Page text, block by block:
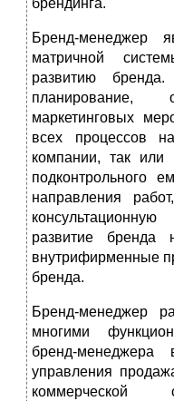
брендинга.
Бренд-менеджер
матричной
развитию
планирование,
маркетинговых
всех процессов
компании, так
подконт­рольного
направления
развитие бренда
внутрифирменные
бренда.
Бренд-менеджер
многими
бренд-
управления